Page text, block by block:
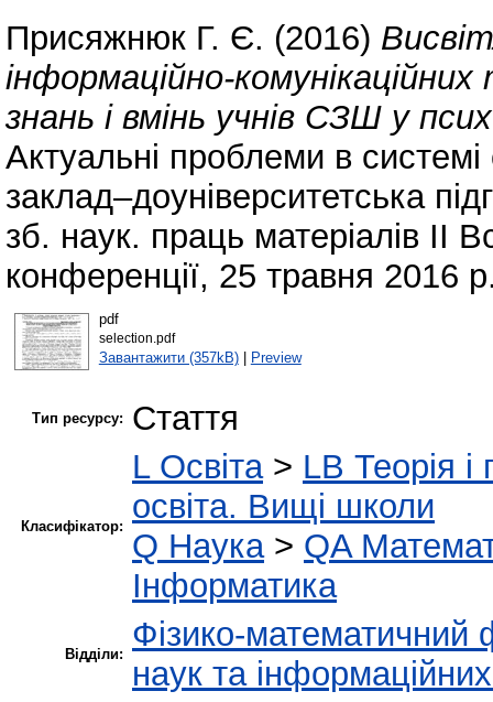
Присяжнюк Г. Є. (2016)
інформаційно-
знань і вмінь учнів СЗШ у
Актуальні проблеми в системі
заклад–доуніверситетська
зб. наук. праць матеріалів ІІ
конференції, 25 травня 2016
pdf
selection.pdf
Завантажити (357kB)| Preview
Тип ресурсу: Стаття
Класифікатор:
L Освіта> LB Теорія і
освіта. Вищі школи
Q Наука> QA
Інформатика
Відділи:
Фізико-математичний
наук та